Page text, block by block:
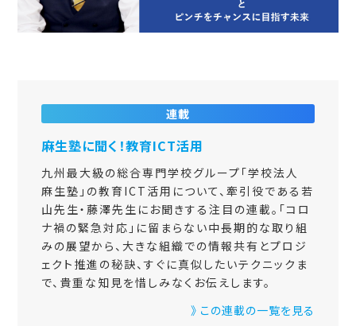
連載
麻生塾に聞く！教育ICT活用
九州最大級の総合専門学校グループ「学校法人
麻生塾」の教育ICT活用について、牽引役である若
山先生・藤澤先生にお聞きする注目の連載。「コロ
ナ禍の緊急対応」に留まらない中長期的な取り組
みの展望から、大きな組織での情報共有とプロジ
ェクト推進の秘訣、すぐに真似したいテクニックま
で、貴重な知見を惜しみなくお伝えします。
》 この連載の一覧を見る